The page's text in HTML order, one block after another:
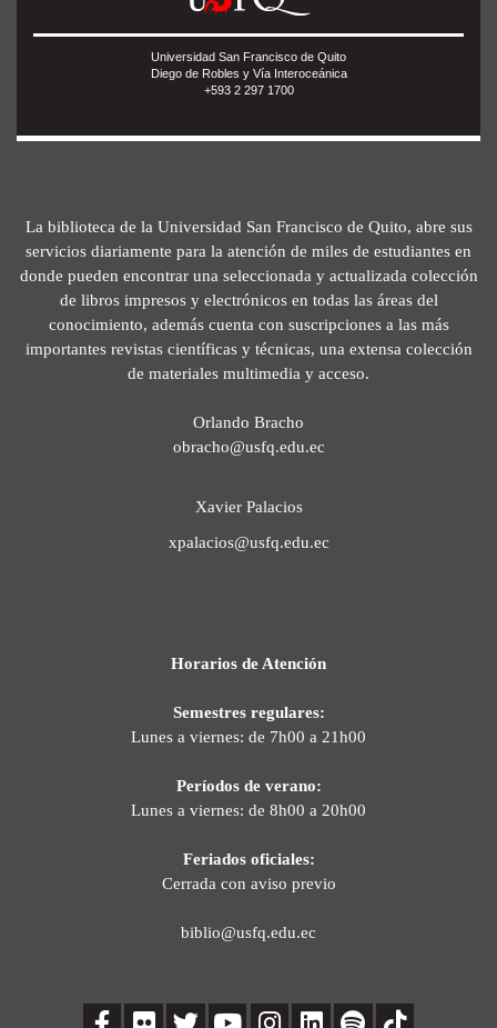
Universidad San Francisco de Quito
Diego de Robles y Vía Interoceánica
+593 2 297 1700
La biblioteca de la Universidad San Francisco de Quito, abre sus
servicios diariamente para la atención de miles de estudiantes en
donde pueden encontrar una seleccionada y actualizada colección
de libros impresos y electrónicos en todas las áreas del
conocimiento, además cuenta con suscripciones a las más
importantes revistas científicas y técnicas, una extensa colección
de materiales multimedia y acceso.
Orlando Bracho
obracho@usfq.edu.ec
Xavier Palacios
xpalacios@usfq.edu.ec
Horarios de Atención
Semestres regulares:
Lunes a viernes: de 7h00 a 21h00
Períodos de verano:
Lunes a viernes: de 8h00 a 20h00
Feriados oficiales:
Cerrada con aviso previo
biblio@usfq.edu.ec